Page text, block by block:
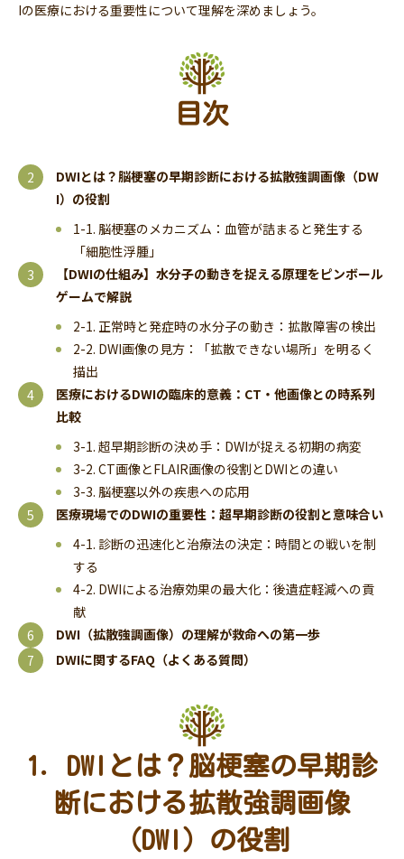
Iの医療における重要性について理解を深めましょう。
目次
DWIとは？脳梗塞の早期診断における拡散強調画像（DW
I）の役割
1-1. 脳梗塞のメカニズム：血管が詰まると発生する
「細胞性浮腫」
【DWIの仕組み】水分子の動きを捉える原理をピンボール
ゲームで解説
2-1. 正常時と発症時の水分子の動き：拡散障害の検出
2-2. DWI画像の見方：「拡散できない場所」を明るく
描出
医療におけるDWIの臨床的意義：CT・他画像との時系列
比較
3-1. 超早期診断の決め手：DWIが捉える初期の病変
3-2. CT画像とFLAIR画像の役割とDWIとの違い
3-3. 脳梗塞以外の疾患への応用
医療現場でのDWIの重要性：超早期診断の役割と意味合い
4-1. 診断の迅速化と治療法の決定：時間との戦いを制
する
4-2. DWIによる治療効果の最大化：後遺症軽減への貢
献
DWI（拡散強調画像）の理解が救命への第一歩
DWIに関するFAQ（よくある質問）
1. DWIとは？脳梗塞の早期診
断における拡散強調画像
（DWI）の役割